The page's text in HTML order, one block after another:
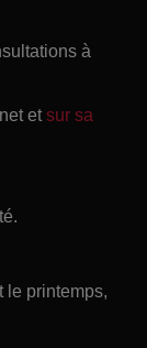
à
et sur sa
le printemps,